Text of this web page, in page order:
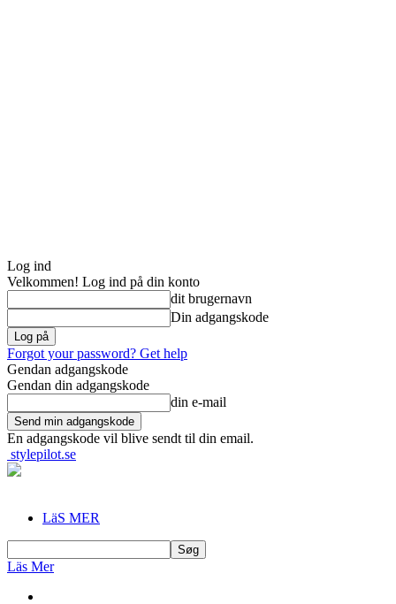
Log ind
Velkommen! Log ind på din konto
dit brugernavn
Din adgangskode
Forgot your password? Get help
Gendan adgangskode
Gendan din adgangskode
din e-mail
En adgangskode vil blive sendt til din email.
stylepilot.se
LäS MER
Läs Mer